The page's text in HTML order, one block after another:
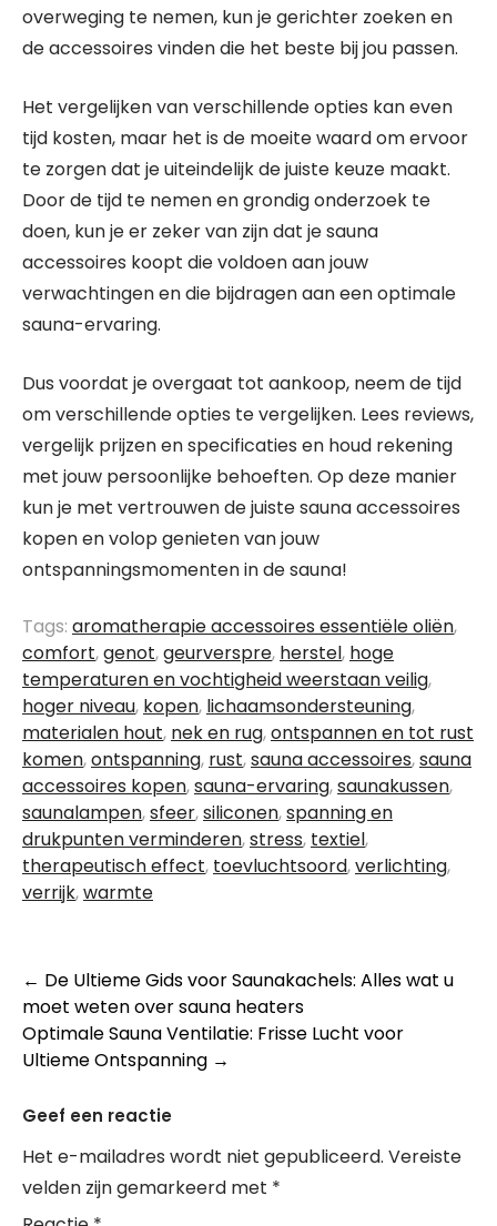
overweging te nemen, kun je gerichter zoeken en
de accessoires vinden die het beste bij jou passen.
Het vergelijken van verschillende opties kan even
tijd kosten, maar het is de moeite waard om ervoor
te zorgen dat je uiteindelijk de juiste keuze maakt.
Door de tijd te nemen en grondig onderzoek te
doen, kun je er zeker van zijn dat je sauna
accessoires koopt die voldoen aan jouw
verwachtingen en die bijdragen aan een optimale
sauna-ervaring.
Dus voordat je overgaat tot aankoop, neem de tijd
om verschillende opties te vergelijken. Lees reviews,
vergelijk prijzen en specificaties en houd rekening
met jouw persoonlijke behoeften. Op deze manier
kun je met vertrouwen de juiste sauna accessoires
kopen en volop genieten van jouw
ontspanningsmomenten in de sauna!
Tags: aromatherapie accessoires essentiële oliën,
comfort,genot,geurverspre, herstel, hoge
temperaturen en vochtigheid weerstaan veilig,
hoger niveau, kopen, lichaamsondersteuning,
materialen hout, nek en rug,ontspannen en tot rust
komen,ontspanning, rust,sauna accessoires,sauna
accessoires kopen,sauna-ervaring,saunakussen,
saunalampen,sfeer,siliconen,spanning en
drukpunten verminderen,stress, textiel,
therapeutisch effect, toevluchtsoord,verlichting,
verrijk,warmte
Berichtnavigatie
← De Ultieme Gids voor Saunakachels: Alles wat u
moet weten over sauna heaters
Optimale Sauna Ventilatie: Frisse Lucht voor
Ultieme Ontspanning →
Geef een reactie
Het e-mailadres wordt niet gepubliceerd. Vereiste
velden zijn gemarkeerd met *